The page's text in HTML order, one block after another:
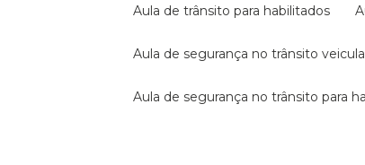
aula de trânsito para habilitados
aula de segurança no trânsito
aula de segurança no trânsito para